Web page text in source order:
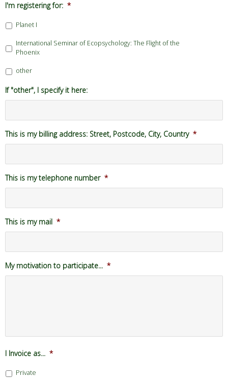
I'm registering for: *
Planet I
International Seminar of Ecopsychology: The Flight of the
Phoenix
other
If "other", I specify it here:
This is my billing address: Street, Postcode, City, Country *
This is my telephone number *
This is my mail *
My motivation to participate... *
I Invoice as... *
Private